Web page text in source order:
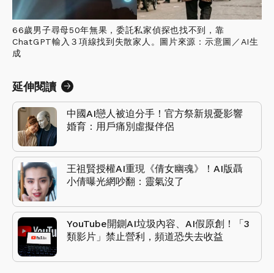
66歲男子尋母50年無果，委託私家偵探也找不到，靠
ChatGPT輸入３項線找到失散家人。圖片來源：示意圖／AI生
成
延伸閱讀
中國AI戀人被迫分手！官方祭新規憂影響
婚育：用戶痛別虛擬伴侶
王祖賢授權AI重現《倩女幽魂》！AI版聶
小倩曝光網吵翻：靈氣沒了
YouTube開鍘AI垃圾內容、AI假原創！「3
類影片」禁止營利，頻道恐失去收益